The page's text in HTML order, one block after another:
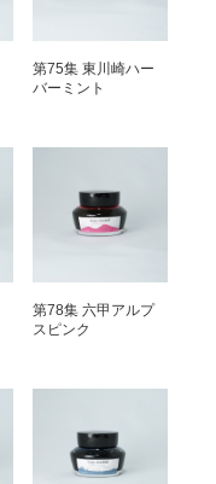
第75集 東川崎ハー
バーミント
第78集 六甲アルプ
スピンク